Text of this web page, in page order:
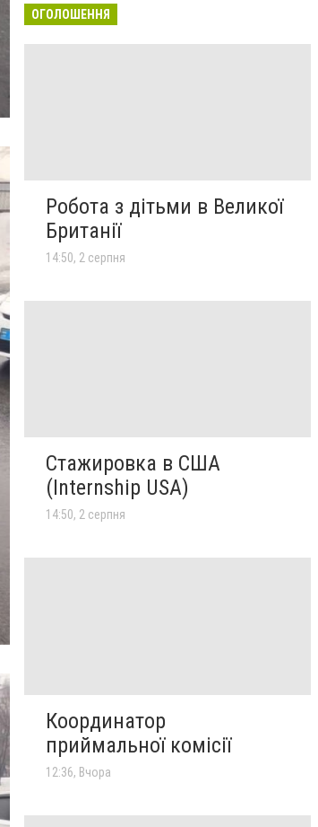
ОГОЛОШЕННЯ
Робота з дітьми в Великої
Британії
14:50, 2 серпня
Стажировка в США
(Internship USA)
14:50, 2 серпня
Координатор
приймальної комісії
12:36, Вчора